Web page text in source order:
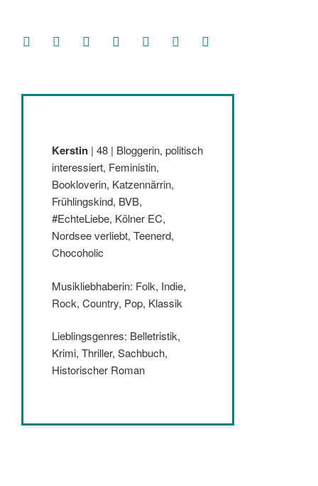
facebooksoundcloud
twitter mastodoninstagramthreads goodreads
Kerstin | 48 | Bloggerin, politisch
interessiert, Feministin,
Bookloverin, Katzennärrin,
Frühlingskind, BVB,
#EchteLiebe, Kölner EC,
Nordsee verliebt, Teenerd,
Chocoholic
Musikliebhaberin: Folk, Indie,
Rock, Country, Pop, Klassik
Lieblingsgenres: Belletristik,
Krimi, Thriller, Sachbuch,
Historischer Roman